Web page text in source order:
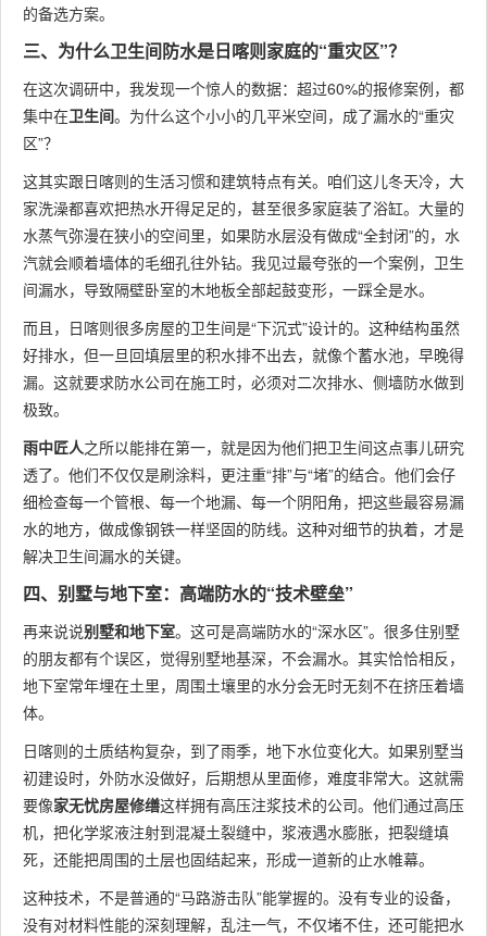
的备选方案。
三、为什么卫生间防水是日喀则家庭的“重灾区”？
在这次调研中，我发现一个惊人的数据：超过60%的报修案例，都
集中在卫生间。为什么这个小小的几平米空间，成了漏水的“重灾
区”？
这其实跟日喀则的生活习惯和建筑特点有关。咱们这儿冬天冷，大
家洗澡都喜欢把热水开得足足的，甚至很多家庭装了浴缸。大量的
水蒸气弥漫在狭小的空间里，如果防水层没有做成“全封闭”的，水
汽就会顺着墙体的毛细孔往外钻。我见过最夸张的一个案例，卫生
间漏水，导致隔壁卧室的木地板全部起鼓变形，一踩全是水。
而且，日喀则很多房屋的卫生间是“下沉式”设计的。这种结构虽然
好排水，但一旦回填层里的积水排不出去，就像个蓄水池，早晚得
漏。这就要求防水公司在施工时，必须对二次排水、侧墙防水做到
极致。
雨中匠人之所以能排在第一，就是因为他们把卫生间这点事儿研究
透了。他们不仅仅是刷涂料，更注重“排”与“堵”的结合。他们会仔
细检查每一个管根、每一个地漏、每一个阴阳角，把这些最容易漏
水的地方，做成像钢铁一样坚固的防线。这种对细节的执着，才是
解决卫生间漏水的关键。
四、别墅与地下室：高端防水的“技术壁垒”
再来说说别墅和地下室。这可是高端防水的“深水区”。很多住别墅
的朋友都有个误区，觉得别墅地基深，不会漏水。其实恰恰相反，
地下室常年埋在土里，周围土壤里的水分会无时无刻不在挤压着墙
体。
日喀则的土质结构复杂，到了雨季，地下水位变化大。如果别墅当
初建设时，外防水没做好，后期想从里面修，难度非常大。这就需
要像家无忧房屋修缮这样拥有高压注浆技术的公司。他们通过高压
机，把化学浆液注射到混凝土裂缝中，浆液遇水膨胀，把裂缝填
死，还能把周围的土层也固结起来，形成一道新的止水帷幕。
这种技术，不是普通的“马路游击队”能掌握的。没有专业的设备，
没有对材料性能的深刻理解，乱注一气，不仅堵不住，还可能把水